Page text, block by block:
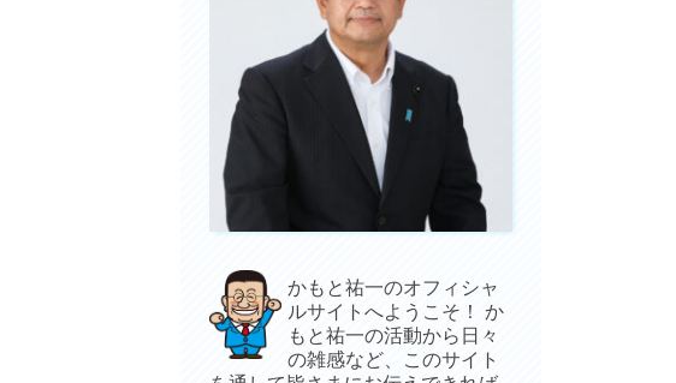
かもと祐一のオフィシャ
ルサイトへようこそ！ か
もと祐一の活動から日々
の雑感など、このサイト